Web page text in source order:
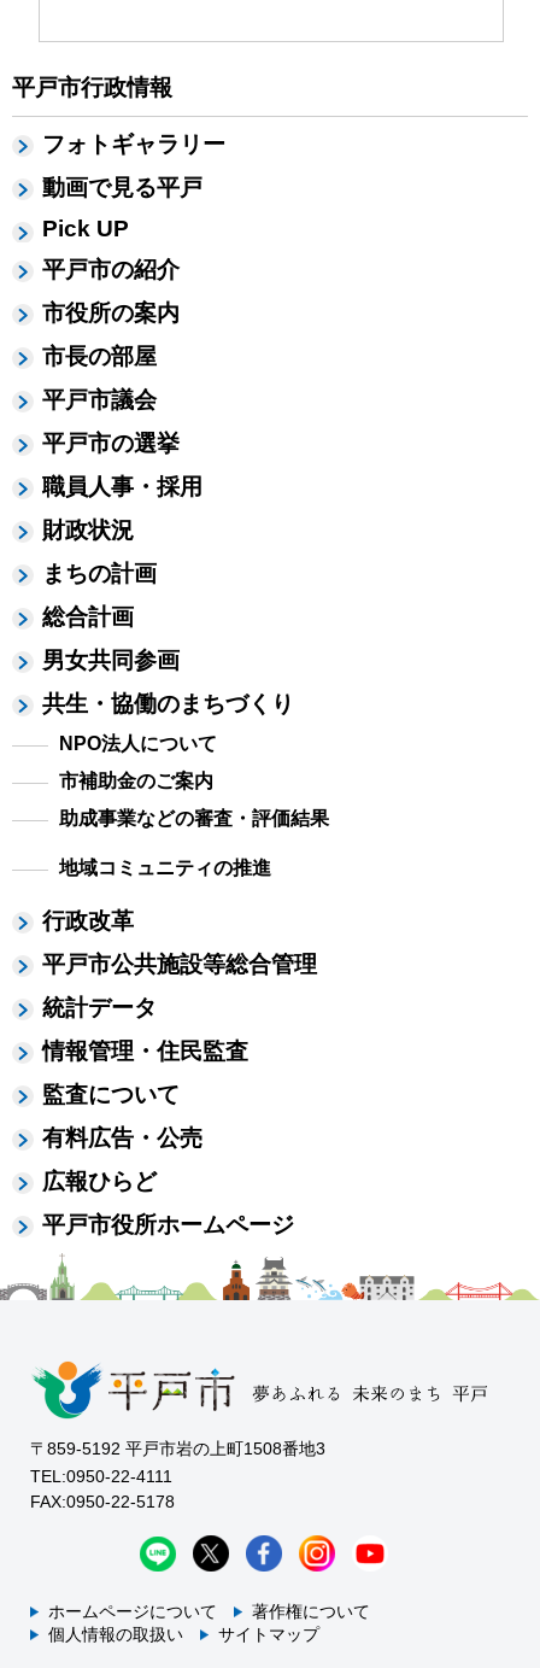
平戸市行政情報
フォトギャラリー
動画で見る平戸
Pick UP
平戸市の紹介
市役所の案内
市長の部屋
平戸市議会
平戸市の選挙
職員人事・採用
財政状況
まちの計画
総合計画
男女共同参画
共生・協働のまちづくり
NPO法人について
市補助金のご案内
助成事業などの審査・評価結果
地域コミュニティの推進
行政改革
平戸市公共施設等総合管理
統計データ
情報管理・住民監査
監査について
有料広告・公売
広報ひらど
平戸市役所ホームページ
〒859-5192 平戸市岩の上町1508番地3
TEL:0950-22-4111
FAX:0950-22-5178
ホームページについて
著作権について
個人情報の取扱い
サイトマップ